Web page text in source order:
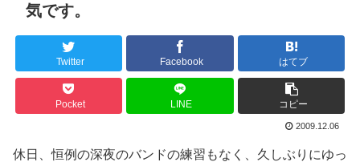
気です。
Twitter Facebook はてブ
Pocket LINE コピー
2009.12.06
休日、恒例の深夜のバンドの練習もなく、久しぶりにゆっ